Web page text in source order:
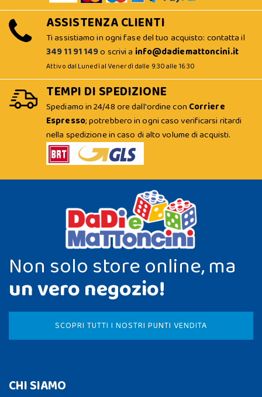
ASSISTENZA CLIENTI
Ti assistiamo in ogni fase del tuo acquisto: contatta il
349 11 91 149o scrivi a info@dadiemattoncini.it
Attivo dal Lunedì al Venerdì dalle 9:30 alle 16:30
TEMPI DI SPEDIZIONE
Spediamo in 24/48 ore dall'ordine con Corriere
Espresso; potrebbero in ogni caso verificarsi ritardi
nella spedizione in caso di alto volume di acquisti.
Non solo store online, ma
un vero negozio!
SCOPRI TUTTI I NOSTRI PUNTI VENDITA
CHI SIAMO